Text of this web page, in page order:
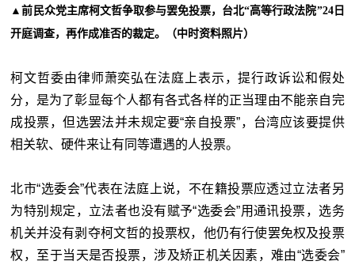
▲前民众党主席柯文哲争取参与罢免投票，台北“高等行政法院”24日
开庭调查，再作成准否的裁定。（中时资料照片）
柯文哲委由律师萧奕弘在法庭上表示，提行政诉讼和假处
分，是为了彰显每个人都有各式各样的正当理由不能亲自完
成投票，但选罢法并未规定要“亲自投票”，台湾应该要提供
相关软、硬件来让有同等遭遇的人投票。
北市“选委会”代表在法庭上说，不在籍投票应透过立法者另
为特别规定，立法者也没有赋予“选委会”用通讯投票，选务
机关并没有剥夺柯文哲的投票权，他仍有行使罢免权及投票
权，至于当天是否投票，涉及矫正机关因素，难由“选委会”